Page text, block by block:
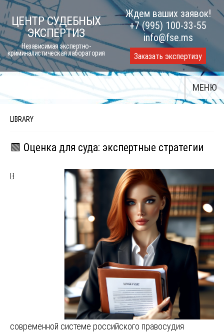
Skip
to
content
ЦЕНТР СУДЕБНЫХ
ЭКСПЕРТИЗ
Независимая экспертно-
криминалистическая лаборатория
Ждем ваших заявок!
+7 (995) 100-33-55
info@fse.ms
Заказать экспертизу
МЕНЮ
LIBRARY
🟩 Оценка для суда: экспертные стратегии
В
современной системе российского правосудия